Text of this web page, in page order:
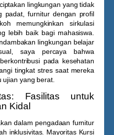
lingkungan yang tidak
padat, furnitur dengan profil
memungkinkan sirkulasi
lebih baik bagi mahasiswa.
lingkungan belajar
saya percaya bahwa
pada kesehatan
tingkat stres saat mereka
yang berat.
Fasilitas untuk
Kidal
dalam pengadaan furnitur
inklusivitas. Mayoritas Kursi